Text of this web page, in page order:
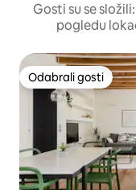
Gosti su se
pogledu
Odabrali gosti
Odabrali gosti